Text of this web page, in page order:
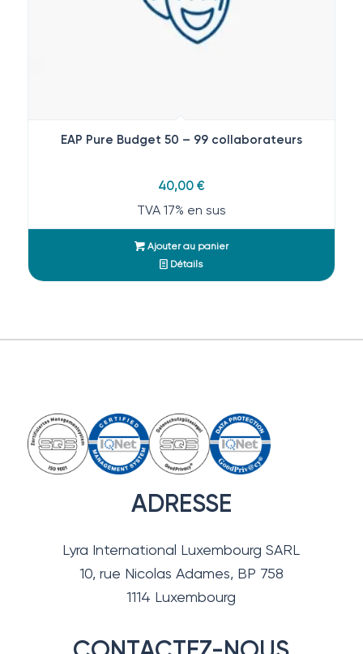
EAP Pure Budget 50 – 99 collaborateurs
40,00€
TVA 17% en sus
Ajouter au panier
Détails
ADRESSE
Lyra International Luxembourg SARL
10, rue Nicolas Adames, BP 758
1114 Luxembourg